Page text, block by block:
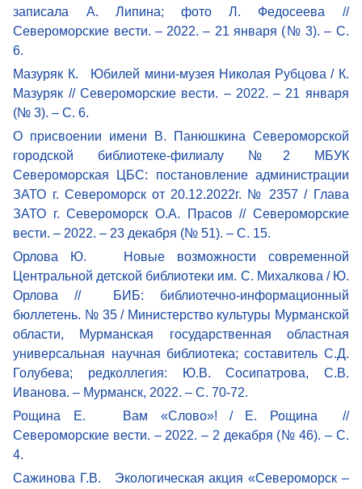
записала А. Липина; фото Л. Федосеева //
Североморские вести. – 2022. – 21 января (№ 3). – С.
6.
Мазуряк К. Юбилей мини-музея Николая Рубцова / К.
Мазуряк // Североморские вести. – 2022. – 21 января
(№ 3). – С. 6.
О присвоении имени В. Панюшкина Североморской
городской библиотеке-филиалу №2 МБУК
Североморская ЦБС: постановление администрации
ЗАТО г. Североморск от 20.12.2022г. № 2357 / Глава
ЗАТО г. Североморск О.А. Прасов // Североморские
вести. – 2022. – 23 декабря (№ 51). – С. 15.
Орлова Ю. Новые возможности современной
Центральной детской библиотеки им. С. Михалкова / Ю.
Орлова // БИБ: библиотечно-информационный
бюллетень. № 35 / Министерство культуры Мурманской
области, Мурманская государственная областная
универсальная научная библиотека; составитель С.Д.
Голубева; редколлегия: Ю.В. Сосипатрова, С.В.
Иванова. – Мурманск, 2022. – С. 70-72.
Рощина Е. Вам «Слово»! / Е. Рощина //
Североморские вести. – 2022. – 2 декабря (№ 46). – С.
4.
Сажинова Г.В. Экологическая акция «Североморск –